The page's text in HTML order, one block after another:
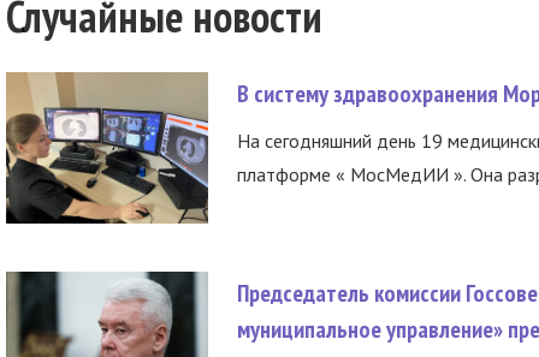
Случайные новости
В систему здравоохранения
На сегодняшний день 19
платформе « МосМедИИ ». Она
Председатель комиссии
муниципальное управление»